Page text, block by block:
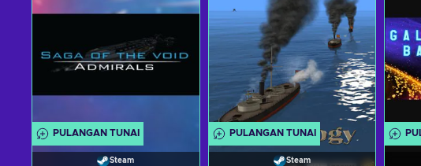
PULANGAN TUNAI
Steam
PULANGAN TUNAI
Steam